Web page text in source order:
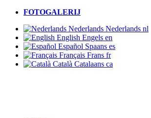
FOTOGALERIJ
Nederlands Nederlands nl
English Engels en
Español Spaans es
Français Frans fr
Català Catalaans ca